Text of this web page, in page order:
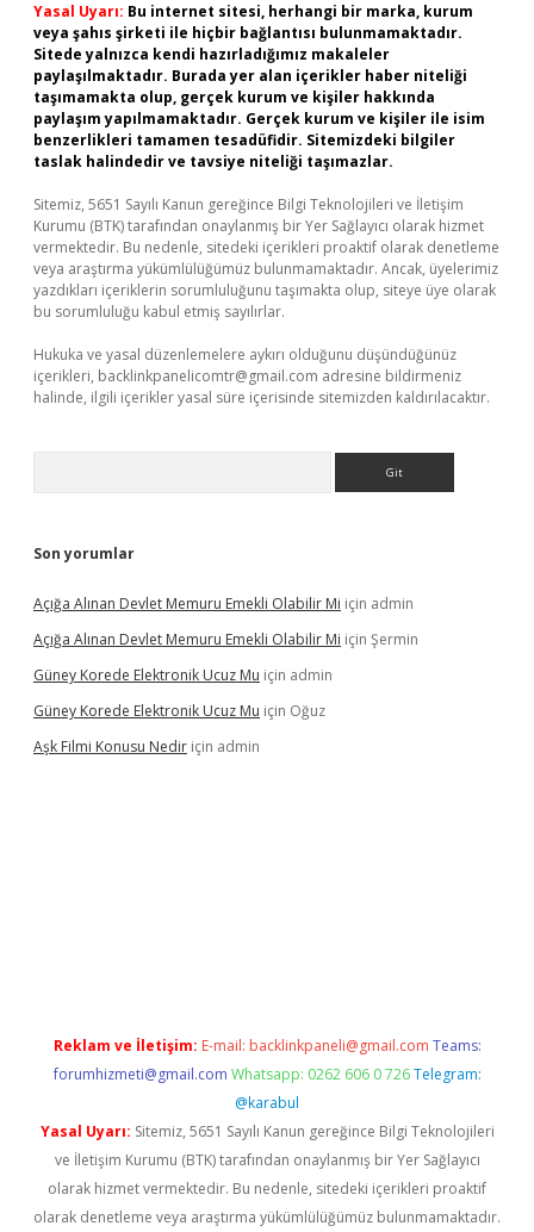
Yasal Uyarı: Bu internet sitesi, herhangi bir marka, kurum
veya şahıs şirketi ile hiçbir bağlantısı bulunmamaktadır.
Sitede yalnızca kendi hazırladığımız makaleler
paylaşılmaktadır. Burada yer alan içerikler haber niteliği
taşımamakta olup, gerçek kurum ve kişiler hakkında
paylaşım yapılmamaktadır. Gerçek kurum ve kişiler ile isim
benzerlikleri tamamen tesadüfidir. Sitemizdeki bilgiler
taslak halindedir ve tavsiye niteliği taşımazlar.
Sitemiz, 5651 Sayılı Kanun gereğince Bilgi Teknolojileri ve İletişim
Kurumu (BTK) tarafından onaylanmış bir Yer Sağlayıcı olarak hizmet
vermektedir. Bu nedenle, sitedeki içerikleri proaktif olarak denetleme
veya araştırma yükümlülüğümüz bulunmamaktadır. Ancak, üyelerimiz
yazdıkları içeriklerin sorumluluğunu taşımakta olup, siteye üye olarak
bu sorumluluğu kabul etmiş sayılırlar.
Hukuka ve yasal düzenlemelere aykırı olduğunu düşündüğünüz
içerikleri, backlinkpanelicomtr@gmail.com adresine bildirmeniz
halinde, ilgili içerikler yasal süre içerisinde sitemizden kaldırılacaktır.
Son yorumlar
Açığa Alınan Devlet Memuru Emekli Olabilir Mi için admin
Açığa Alınan Devlet Memuru Emekli Olabilir Mi için Şermin
Güney Korede Elektronik Ucuz Mu için admin
Güney Korede Elektronik Ucuz Mu için Oğuz
Aşk Filmi Konusu Nedir için admin
Reklam ve İletişim: E-mail: backlinkpaneli@gmail.com Teams:
forumhizmeti@gmail.com Whatsapp: 0262 606 0 726 Telegram:
@karabul
Yasal Uyarı: Sitemiz, 5651 Sayılı Kanun gereğince Bilgi Teknolojileri
ve İletişim Kurumu (BTK) tarafından onaylanmış bir Yer Sağlayıcı
olarak hizmet vermektedir. Bu nedenle, sitedeki içerikleri proaktif
olarak denetleme veya araştırma yükümlülüğümüz bulunmamaktadır.